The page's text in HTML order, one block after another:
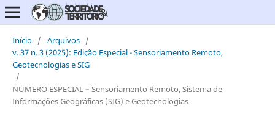
Início / Arquivos /
v. 37 n. 3 (2025): Edição Especial - Sensoriamento Remoto,
Geotecnologias e SIG
/
NÚMERO ESPECIAL – Sensoriamento Remoto, Sistema de
Informações Geográficas (SIG) e Geotecnologias